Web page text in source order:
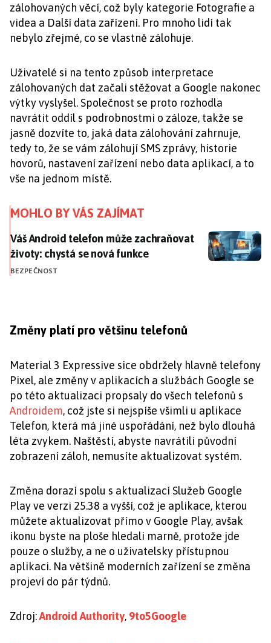
zálohovaných věcí, což byly kategorie Fotografie a
videa a Další data zařízení. Pro mnoho lidí tak
nebylo zřejmé, co se vlastně zálohuje.
Uživatelé si na tento způsob interpretace
zálohovaných dat začali stěžovat a Google nakonec
výtky vyslyšel. Společnost se proto rozhodla
navrátit oddíl s podrobnostmi o záloze, takže se
jasně dozvíte to, jaká data zálohování zahrnuje,
tedy to, že se vám zálohují SMS zprávy, historie
hovorů, nastavení zařízení nebo data aplikací, a to
vše na jednom místě.
MOHLO BY VÁS ZAJÍMAT
Váš Android telefon může zachraňovat životy: chystá
Váš Android telefon může zachraňovat
životy: chystá se nová funkce
BEZPEČNOST
Změny platí pro většinu telefonů
Material 3 Expressive sice obdržely hlavně telefony
Pixel, ale změny v aplikacích a službách Google se
po této aktualizaci propsaly do všech telefonů s
Androidem, což jste si nejspíše všimli u aplikace
Telefon, která má jiné uspořádání, než bylo dlouhá
léta zvykem. Naštěstí, abyste navrátili původní
zobrazení záloh, nemusíte aktualizovat systém.
Změna dorazí spolu s aktualizací Služeb Google
Play ve verzi 25.38 a vyšší, což je aplikace, kterou
můžete aktualizovat přímo v Google Play, avšak
ikonu byste na ploše hledali marně, protože jde
pouze o služby, a ne o uživatelsky přístupnou
aplikaci. Na většině moderních zařízení se změna
projeví do pár týdnů.
Zdroj:Android Authority, 9to5Google